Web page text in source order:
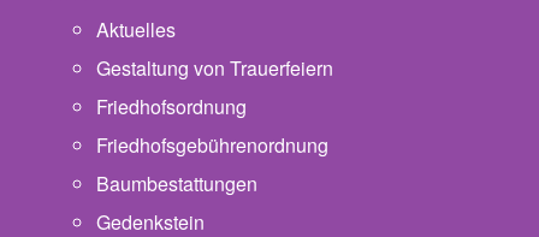
Aktuelles
Gestaltung von Trauerfeiern
Friedhofsordnung
Friedhofsgebührenordnung
Baumbestattungen
Gedenkstein